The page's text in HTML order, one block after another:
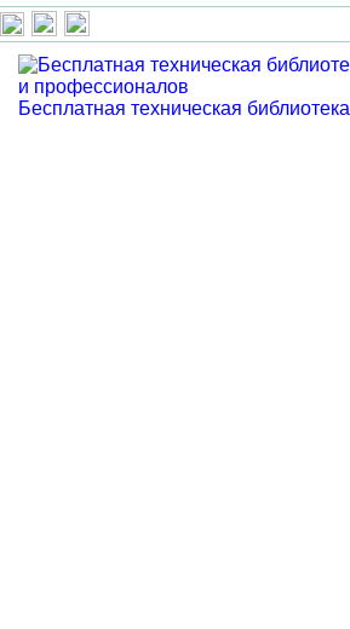
Бесплатная техническая библиотека